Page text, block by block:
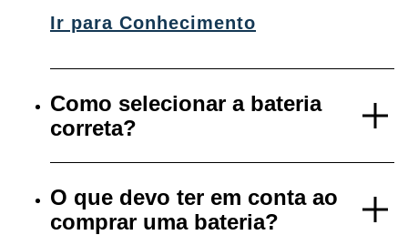
Ir para Conhecimento
Como selecionar a bateria
correta?
O que devo ter em conta ao
comprar uma bateria?